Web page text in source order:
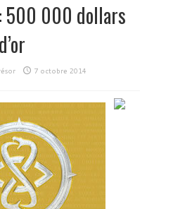
500 000 dollars
7 octobre 2014